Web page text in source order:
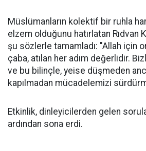
Müslümanların kolektif bir ruhla
elzem olduğunu hatırlatan Rıdvan
şu sözlerle tamamladı: "Allah için
çaba, atılan her adım değerlidir.
ve bu bilinçle, yeise düşmeden
kapılmadan mücadelemizi
Etkinlik, dinleyicilerden gelen
ardından sona erdi.